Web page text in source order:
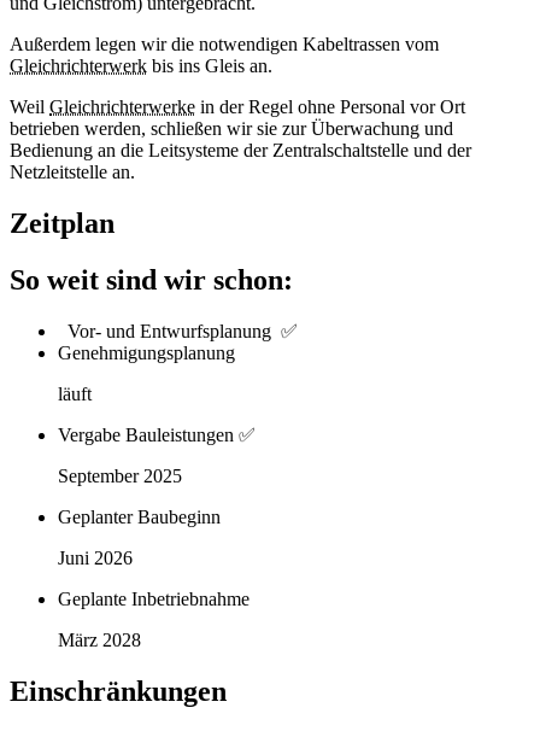
Außerdem legen wir die notwendigen Kabeltrassen vom
Gleichrichterwerk bis ins Gleis an.
Weil Gleichrichterwerke in der Regel ohne Personal vor Ort
betrieben werden, schließen wir sie zur Überwachung und
Bedienung an die Leitsysteme der Zentralschaltstelle und der
Netzleitstelle an.
Zeitplan
So weit sind wir schon:
Vor- und Entwurfsplanung ✅
Genehmigungsplanung
läuft
Vergabe Bauleistungen ✅
September 2025
Geplanter Baubeginn
Juni 2026
Geplante Inbetriebnahme
März 2028
Einschränkungen